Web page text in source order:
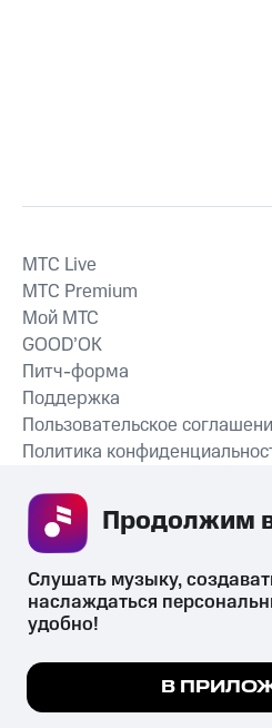
СКАЧАТЬ
MTС Live
MTС Premium
Мой МТС
GOOD’OK
Питч-форма
Поддержка
Пользовательское
Политика
психотропных веществ, их
их незаконный оборот запрещён и
законодательством
Мы используем куки, чтобы
Подробнее
Слушать музыку,
наслаждаться
удобно!
В